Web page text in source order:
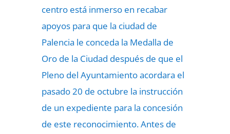
centro está inmerso en recabar
apoyos para que la ciudad de
Palencia le conceda la Medalla de
Oro de la Ciudad después de que el
Pleno del Ayuntamiento acordara el
pasado 20 de octubre la instrucción
de un expediente para la concesión
de este reconocimiento. Antes de